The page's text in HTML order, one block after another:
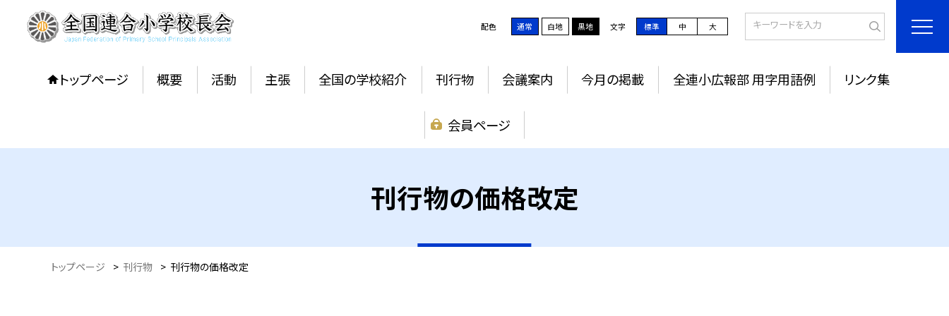
配色 通常 白地 黒地 文字 標準 中 大
トップページ 概要 活動 主張 全国の学校紹介 刊行物 会議案内 今月の掲載 全連小広報部 用字用語例 リンク集
会員ページ
刊行物の価格改定
トップページ > 刊行物 > 刊行物の価格改定